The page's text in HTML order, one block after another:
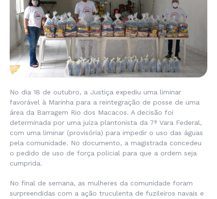
No dia 18 de outubro, a Justiça expediu uma liminar
favorável à Marinha para a reintegração de posse de uma
área da Barragem Rio dos Macacos. A decisão foi
determinada por uma juíza plantonista da 7ª Vara Federal,
com uma liminar (provisória) para impedir o uso das águas
pela comunidade. No documento, a magistrada concedeu
o pedido de uso de força policial para que a ordem seja
cumprida.
No final de semana, as mulheres da comunidade foram
surpreendidas com a ação truculenta de fuzileiros navais e